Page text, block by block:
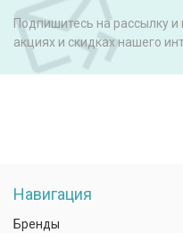
Подпишитесь на рассылку и
акциях и скидках нашего
Навигация
Бренды